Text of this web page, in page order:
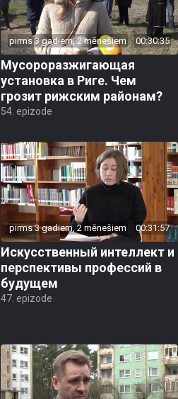
pirms 3 gadiem, 2 mēnešiem 00:30:35
Мусороразжигающая
установка в Риге. Чем
грозит рижским районам?
54. epizode
pirms 3 gadiem, 2 mēnešiem 00:31:57
Искусственный интеллект и
перспективы профессий в
будущем
47. epizode